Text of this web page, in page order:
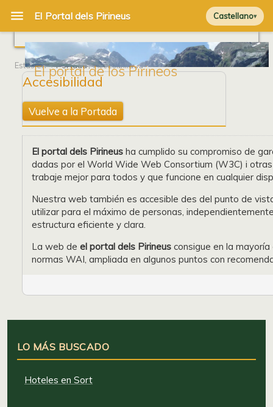
Castellano
El portal de los Pirineos
Estás en Portada/ Accesibilidad
Accesibilidad
Vuelve a la Portada
El portal dels Pirineus ha cumplido su compromiso de
dadas por el World Wide Web Consortium (W3C) i
trabaje mejor para todos y que funcione en cualquier
Nuestra web también es accesible des del punto de
utilizar para el máximo de personas,
estructura eficiente y clara.
La web de el portal dels Pirineus consigue en la
normas WAI, ampliada en algunos puntos con
LO MÁS BUSCADO
Hoteles en Sort